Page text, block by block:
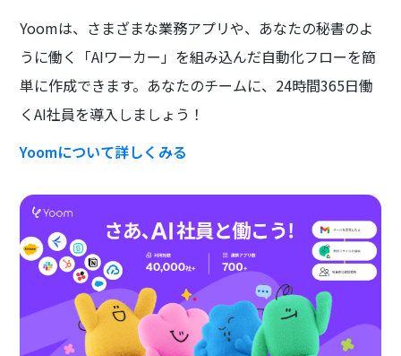
Yoomは、さまざまな業務アプリや、あなたの秘書のよ
うに働く「AIワーカー」を組み込んだ自動化フローを簡
単に作成できます。あなたのチームに、24時間365日働
くAI社員を導入しましょう！
Yoomについて詳しくみる